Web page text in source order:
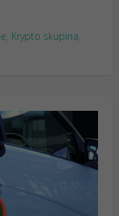
, Krypto skupina,